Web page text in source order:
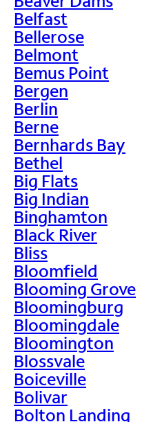
Belfast
Bellerose
Belmont
Bemus Point
Bergen
Berlin
Berne
Bernhards Bay
Bethel
Big Flats
Big Indian
Binghamton
Black River
Bliss
Bloomfield
Blooming Grove
Bloomingburg
Bloomingdale
Bloomington
Blossvale
Boiceville
Bolivar
Bolton Landing